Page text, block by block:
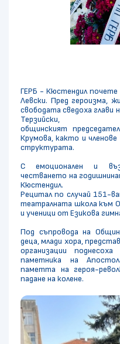
ГЕРБ - Кюстендил
Левски. Пред героизма,
свободата сведоха
Терзийски,
общинският
Крумова, както и
структурата.
С емоционален и
честването на
Кюстендил.
Рецитал по случай 151-
театралната школа към
и ученици от Езикова
Под съпровода на
деца, млади хора,
организации
паметника на
паметта на героя-
падане на колене.